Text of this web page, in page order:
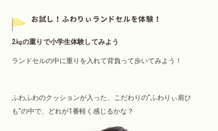
お試し！ふわりぃランドセルを体験！
2㎏の重りで小学生体験してみよう
ランドセルの中に重りを入れて背負って歩いてみよう！
ふわふわのクッションが入った、こだわりの"ふわりぃ肩ひ
も"の中で、どれが1番軽く感じるかな？